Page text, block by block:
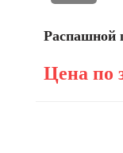
Распашной
Цена по